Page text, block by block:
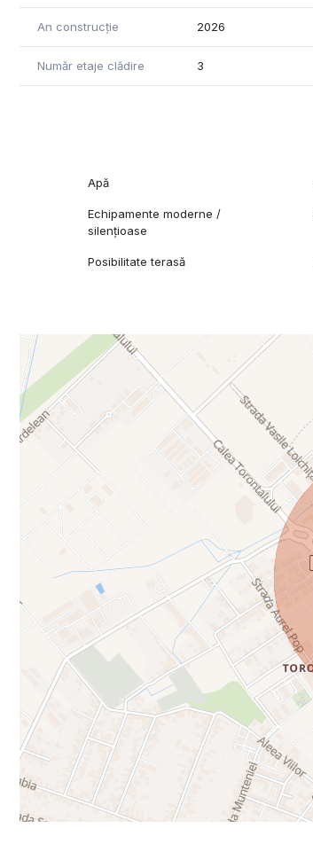
An construcție 2026
Număr etaje clădire 3
Apă
Echipamente moderne /
silențioase
Posibilitate terasă